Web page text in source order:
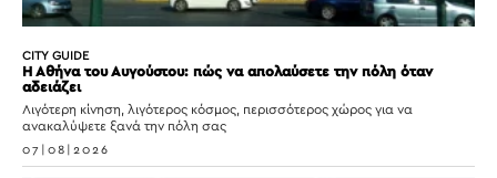
CITY GUIDE
Η Αθήνα του Αυγούστου: πώς να απολαύσετε την πόλη όταν
αδειάζει
Λιγότερη κίνηση, λιγότερος κόσμος, περισσότερος χώρος για να
ανακαλύψετε ξανά την πόλη σας
07|08|2026